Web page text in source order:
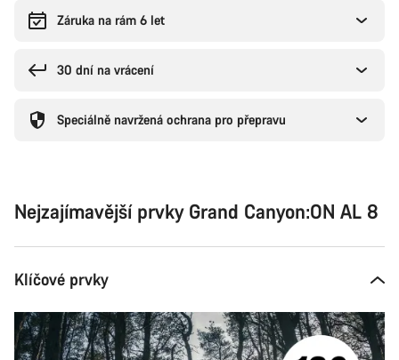
Záruka na rám 6 let
30 dní na vrácení
Speciálně navržená ochrana pro přepravu
Nejzajímavější prvky Grand Canyon:ON AL 8
Klíčové prvky